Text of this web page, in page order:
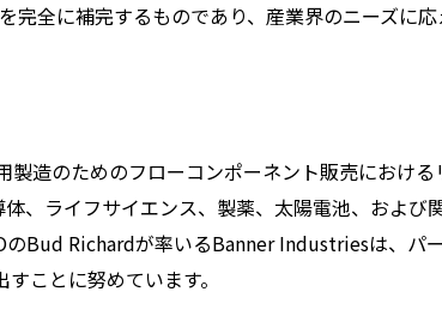
完全に補完するものであり、産業界のニーズに応
造のためのフローコンポーネント販売における
、ライフサイエンス、製薬、太陽電池、および
Bud Richardが率いるBanner Industriesは、パ
ことに努めています。